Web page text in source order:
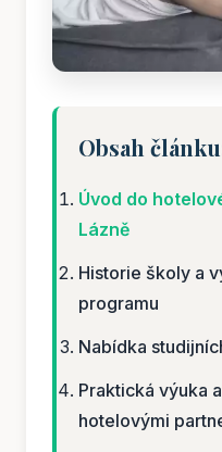
Obsah
Úvod do
Lázně
Historie školy a
programu
Nabídka
Praktická výuka
hotelovými